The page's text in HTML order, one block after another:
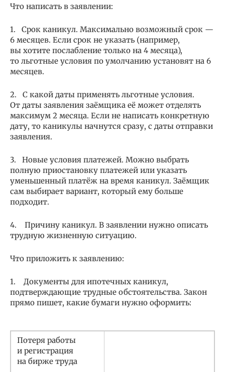
Что написать в заявлении:
1. Срок каникул. Максимально возможный срок —
6 месяцев. Если срок не указать (например,
вы хотите послабление только на 4 месяца),
то льготные условия по умолчанию установят на 6
месяцев.
2. С какой даты применять льготные условия.
От даты заявления заёмщика её может отделять
максимум 2 месяца. Если не написать конкретную
дату, то каникулы начнутся сразу, с даты отправки
заявления.
3. Новые условия платежей. Можно выбрать
полную приостановку платежей или указать
уменьшенный платёж на время каникул. Заёмщик
сам выбирает вариант, который ему больше
подходит.
4. Причину каникул. В заявлении нужно описать
трудную жизненную ситуацию.
Что приложить к заявлению:
1. Документы для ипотечных каникул,
подтверждающие трудные обстоятельства. Закон
прямо пишет, какие бумаги нужно оформить:
Потеря работы
и регистрация
на бирже труда